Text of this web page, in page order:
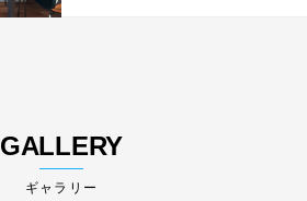
GALLERY
ギャラリー